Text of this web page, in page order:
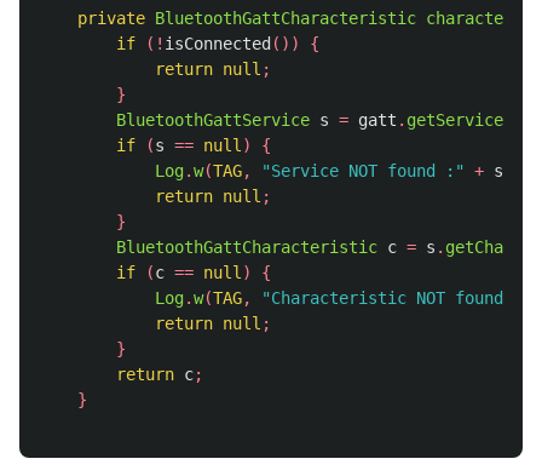
private BluetoothGattCharacteristic
if
(! isConnected ())
{
return null ;
}
BluetoothGattService s = gatt . getService
if
(s == null )
{
Log.w(TAG, "Service NOT found :" + sid
return null ;
}
BluetoothGattCharacteristic c = s .
if
(c == null )
{
Log.w(TAG,
"Characteristic NOT found :"
return null ;
}
return c;
}